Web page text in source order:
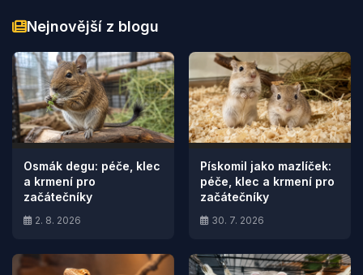
Nejnovější z blogu
Osmák degu: péče, klec
a krmení pro
začátečníky
2. 8. 2026
Pískomil jako mazlíček:
péče, klec a krmení pro
začátečníky
30. 7. 2026